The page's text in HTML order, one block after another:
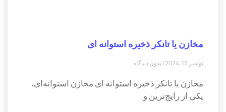
مخازن یا تانکر ذخیره استوانه ای
نوامبر 13, 2024 بدون دیدگاه
مخازن یا تانکر ذخیره استوانه ای مخازن استوانه‌ای،
یکی از رایج‌ترین و